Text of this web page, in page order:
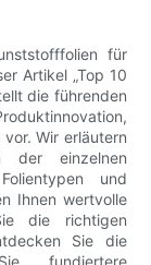
für
Artikel „Top 10
die führenden
Wir erläutern
der einzelnen
und
Ihnen wertvolle
die richtigen
Sie die
fundiertere